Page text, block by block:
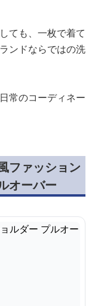
ても、一枚で着て
ンドならではの洗
常のコーディネー
ファッション
オーバー